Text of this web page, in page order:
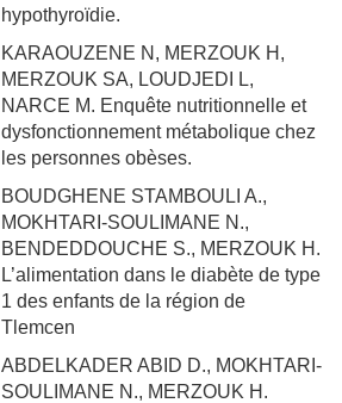
hypothyroïdie.
KARAOUZENE N, MERZOUK H,
MERZOUK SA, LOUDJEDI L,
NARCE M. Enquête nutritionnelle et
dysfonctionnement métabolique chez
les personnes obèses.
BOUDGHENE STAMBOULI A.,
MOKHTARI-SOULIMANE N.,
BENDEDDOUCHE S., MERZOUK H.
L’alimentation dans le diabète de type
1 des enfants de la région de
Tlemcen
ABDELKADER ABID D., MOKHTARI-
SOULIMANE N., MERZOUK H.